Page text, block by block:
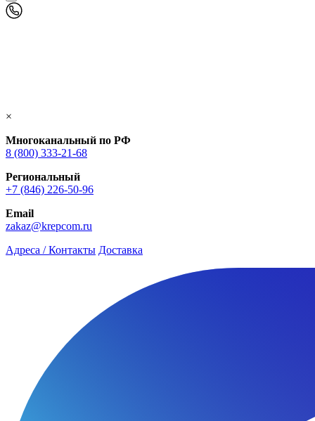
×
Многоканальный по РФ
8 (800) 333‑21-68
Региональный
+7 (846) 226-50-96
Email
zakaz@krepcom.ru
Адреса / Контакты Доставка